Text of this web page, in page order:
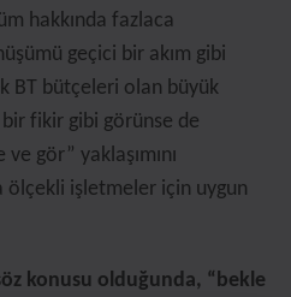
hakkında fazlaca
geçici bir akım gibi
BT bütçeleri olan büyük
fikir gibi görünse de
gör” yaklaşımını
ölçekli işletmeler için uygun
konusu olduğunda, “bekle